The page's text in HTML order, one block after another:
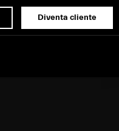
Diventa cliente